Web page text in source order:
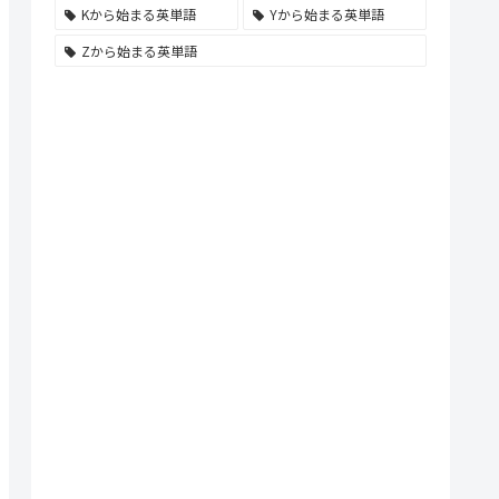
Kから始まる英単語
Yから始まる英単語
Zから始まる英単語